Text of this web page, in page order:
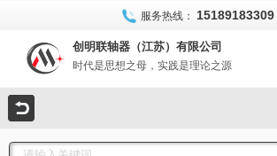
服务热线： 15189183309
创明联轴器（江苏）有限公司
时代是思想之母，实践是理论之源